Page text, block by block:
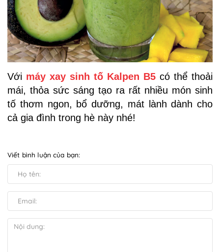
Với máy xay sinh tố Kalpen B5 có thể thoải
mái, thỏa sức sáng tạo ra rất nhiều món sinh
tố thơm ngon, bổ dưỡng, mát lành dành cho
cả gia đình trong hè này nhé!
Viết bình luận của bạn: